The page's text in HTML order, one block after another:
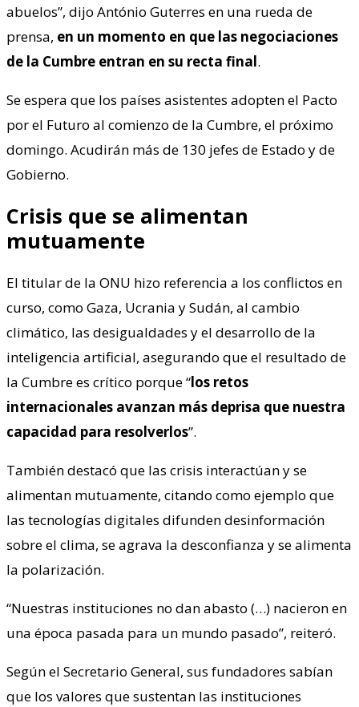
abuelos”, dijo António Guterres en una rueda de
prensa, en un momento en que las negociaciones
de la Cumbre entran en su recta final.
Se espera que los países asistentes adopten el Pacto
por el Futuro al comienzo de la Cumbre, el próximo
domingo. Acudirán más de 130 jefes de Estado y de
Gobierno.
Crisis que se alimentan
mutuamente
El titular de la ONU hizo referencia a los conflictos en
curso, como Gaza, Ucrania y Sudán, al cambio
climático, las desigualdades y el desarrollo de la
inteligencia artificial, asegurando que el resultado de
la Cumbre es crítico porque “los retos
internacionales avanzan más deprisa que nuestra
capacidad para resolverlos”.
También destacó que las crisis interactúan y se
alimentan mutuamente, citando como ejemplo que
las tecnologías digitales difunden desinformación
sobre el clima, se agrava la desconfianza y se alimenta
la polarización.
“Nuestras instituciones no dan abasto (…) nacieron en
una época pasada para un mundo pasado”, reiteró.
Según el Secretario General, sus fundadores sabían
que los valores que sustentan las instituciones